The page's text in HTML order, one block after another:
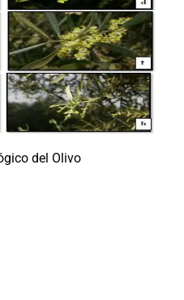
del Olivo